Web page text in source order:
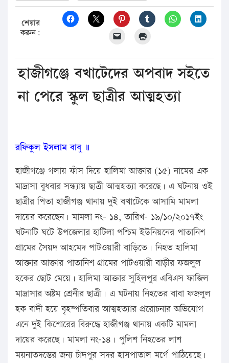
শেয়ার
করুন:
হাজীগঞ্জে বখাটেদের অপবাদ সইতে
না পেরে স্কুল ছাত্রীর আত্মহত্যা
রফিকুল ইসলাম বাবু ॥
হাজীগঞ্জে গলায় ফাঁস দিয়ে হালিমা আক্তার (১৫) নামের এক
মাদ্রাসা বুধবার সন্ধ্যায় ছাত্রী আত্মহত্যা করেছে। এ ঘটনায় ওই
ছাত্রীর পিতা হাজীগঞ্জ থানায় দুই বখাটেকে আসামি মামলা
দায়ের করেছেন। মামলা নং- ১৪, তারিখ- ১৯/১০/২০১৭ইং
ঘটনাটি ঘটে উপজেলার হাটিলা পশ্চিম ইউনিয়নের পাতানিশ
গ্রামের সৈয়দ আহমেদ পাটওয়ারী বাড়িতে। নিহত হালিমা
আক্তার আক্তার পাতানিশ গ্রামের পাটওয়ারী বাড়ীর ফজলুল
হকের ছোট মেয়ে। হালিমা আক্তার সুহিলপুর এবিএস ফাজিল
মাদ্রাসার অষ্টম শ্রেনীর ছাত্রী। এ ঘটনায় নিহতের বাবা ফজলুল
হক বাদী হয়ে বৃহস্পতিবার আত্মহত্যার প্ররোচনার অভিযোগ
এনে দুই কিশোরের বিরুদ্ধে হাজীগঞ্জ থানায় একটি মামলা
দায়ের করেছে। মামলা নং-১৪। পুলিশ নিহতের লাশ
ময়নাতদন্তের জন্য চাঁদপুর সদর হাসপাতাল মর্গে পাঠিয়েছে।